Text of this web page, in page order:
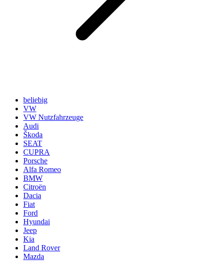
beliebig
VW
VW Nutzfahrzeuge
Audi
Škoda
SEAT
CUPRA
Porsche
Alfa Romeo
BMW
Citroën
Dacia
Fiat
Ford
Hyundai
Jeep
Kia
Land Rover
Mazda